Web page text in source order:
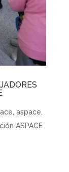
aspace
ASPACE